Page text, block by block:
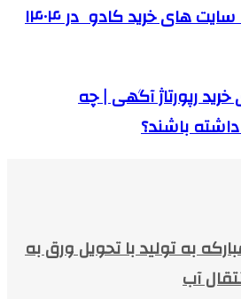
های خرید کادو در ۱۴۰۴
رپورتاژ آگهی | چه
باشند؟
به تولید با تحویل ورق به
آب